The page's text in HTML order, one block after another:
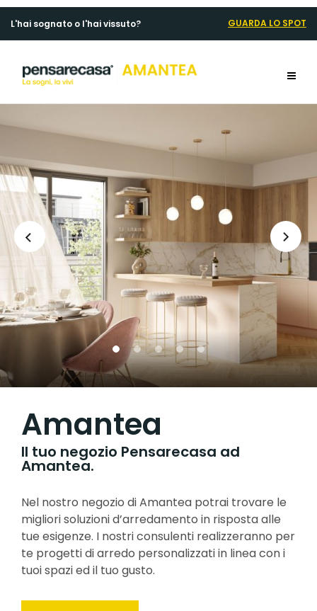
L'hai sognato o l'hai vissuto? GUARDA LO SPOT
Amantea
Il tuo negozio Pensarecasa ad
Amantea.
Nel nostro negozio di Amantea potrai trovare le
migliori soluzioni d’arredamento in risposta alle
tue esigenze. I nostri consulenti realizzeranno per
te progetti di arredo personalizzati in linea con i
tuoi spazi ed il tuo gusto.